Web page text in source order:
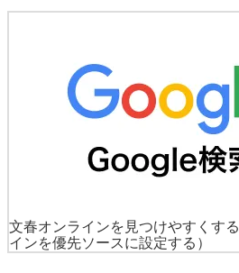
文春オンラインを見つけやすくする
インを優先ソースに設定する）